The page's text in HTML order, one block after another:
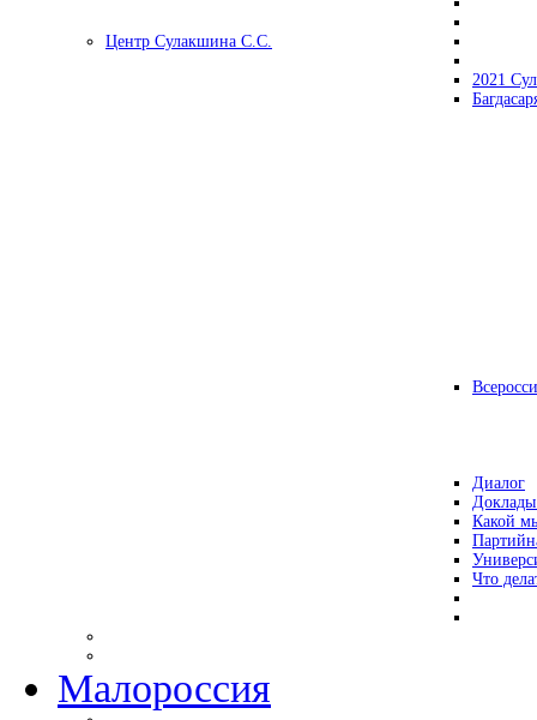
Центр Сулакшина С.С.
2021
Диалог
Какой
Что
Малороссия